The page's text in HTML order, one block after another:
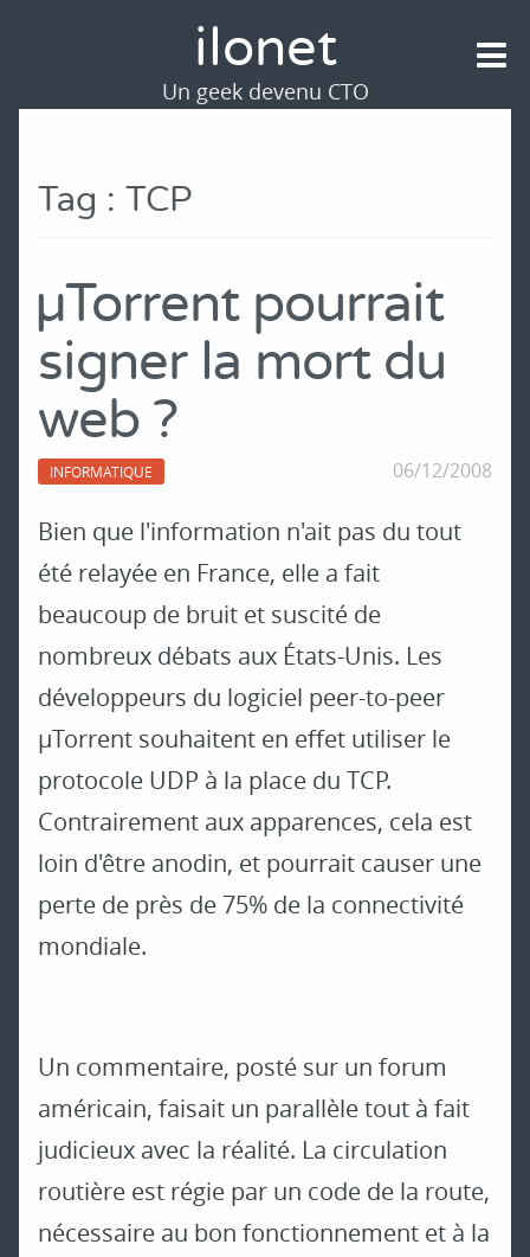
Tag : TCP
µTorrent pourrait
signer la mort du
web ?
INFORMATIQUE 06/12/2008
Bien que l'information n'ait pas du tout
été relayée en France, elle a fait
beaucoup de bruit et suscité de
nombreux débats aux États-Unis. Les
développeurs du logiciel peer-to-peer
µTorrent souhaitent en effet utiliser le
protocole UDP à la place du TCP.
Contrairement aux apparences, cela est
loin d'être anodin, et pourrait causer une
perte de près de 75% de la connectivité
mondiale.
Un commentaire, posté sur un forum
américain, faisait un parallèle tout à fait
judicieux avec la réalité. La circulation
routière est régie par un code de la route,
nécessaire au bon fonctionnement et à la
ilonet
Un geek devenu CTO